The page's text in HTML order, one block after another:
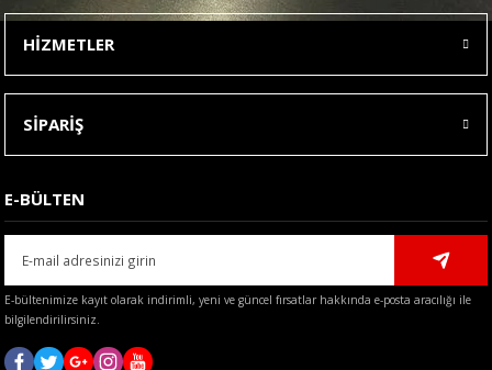
Ürün bilgilerinde hatalar bulunuyor.
Ürün fiyatı diğer sitelerden daha pahalı.
Bu ürüne benzer farklı alternatifler olmalı.
Gönder
HİZMETLER
SİPARİŞ
E-BÜLTEN
E-bültenimize kayıt olarak indirimli, yeni ve güncel fırsatlar hakkında e-posta aracılığı ile
bilgilendirilirsiniz.